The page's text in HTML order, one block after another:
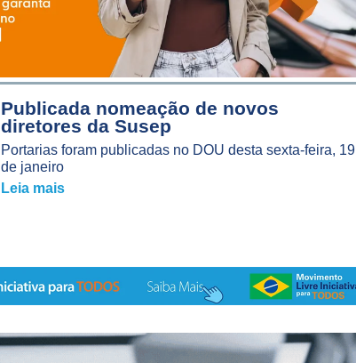
Publicada nomeação de novos
diretores da Susep
Portarias foram publicadas no DOU desta sexta-feira, 19
de janeiro
Leia mais